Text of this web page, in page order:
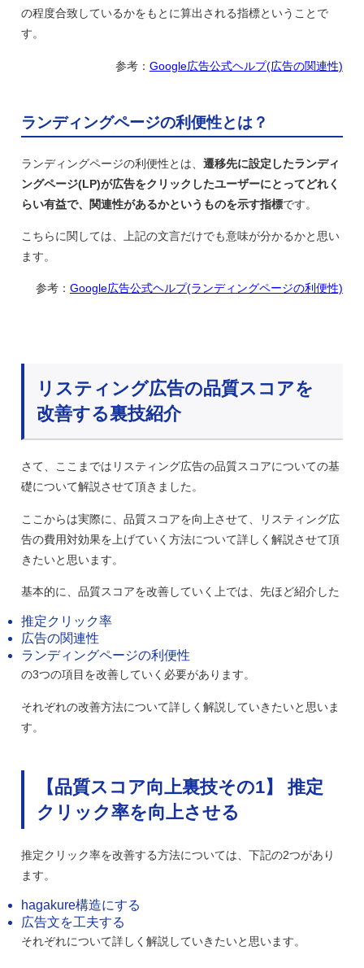
の程度合致しているかをもとに算出される指標ということで
す。
参考： Google広告公式ヘルプ(広告の関連性)
ランディングページの利便性とは？
ランディングページの利便性とは、遷移先に設定したランディ
ングページ(LP)が広告をクリックしたユーザーにとってどれく
らい有益で、関連性があるかというものを示す指標です。
こちらに関しては、上記の文言だけでも意味が分かるかと思い
ます。
参考： Google広告公式ヘルプ(ランディングページの利便性)
リスティング広告の品質スコアを
改善する裏技紹介
さて、ここまではリスティング広告の品質スコアについての基
礎について解説させて頂きました。
ここからは実際に、品質スコアを向上させて、リスティング広
告の費用対効果を上げていく方法について詳しく解説させて頂
きたいと思います。
基本的に、品質スコアを改善していく上では、先ほど紹介した
推定クリック率
広告の関連性
ランディングページの利便性
の3つの項目を改善していく必要があります。
それぞれの改善方法について詳しく解説していきたいと思いま
す。
【品質スコア向上裏技その1】 推定
クリック率を向上させる
推定クリック率を改善する方法については、下記の2つがあり
ます。
hagakure構造にする
広告文を工夫する
それぞれについて詳しく解説していきたいと思います。